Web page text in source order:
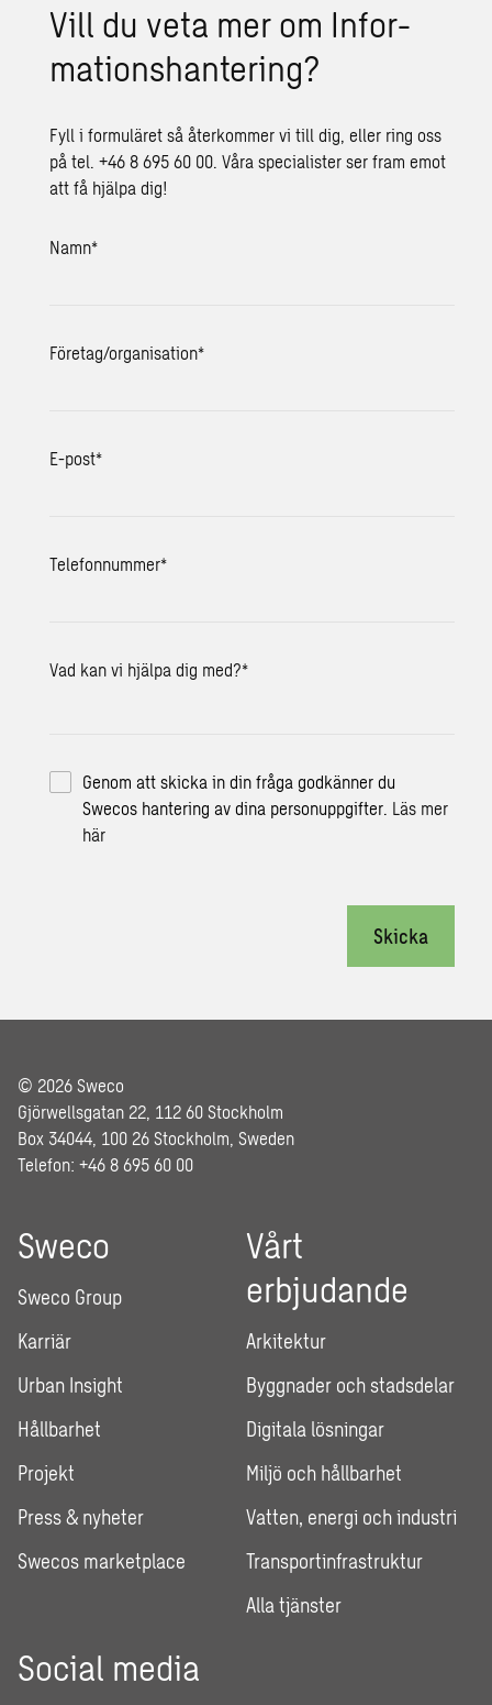
Vill du veta mer om In­for­
ma­tions­han­te­ring?
Fyll i formuläret så återkommer vi till dig, eller ring oss
på tel. +46 8 695 60 00. Våra specialister ser fram emot
att få hjälpa dig!
Namn*
Företag/organisation*
E-post*
Telefonnummer*
Vad kan vi hjälpa dig med?*
Genom att skicka in din fråga godkänner du
Swecos hantering av dina personuppgifter. Läs mer
här
Skicka
© 2026 Sweco
Gjörwellsgatan 22, 112 60 Stockholm
Box 34044, 100 26 Stockholm, Sweden
Telefon: +46 8 695 60 00
Sweco
Sweco Group
Karriär
Urban Insight
Hållbarhet
Projekt
Press & nyheter
Swecos marketplace
Vårt
erbjudande
Arkitektur
Byggnader och stadsdelar
Digitala lösningar
Miljö och hållbarhet
Vatten, energi och industri
Transportinfrastruktur
Alla tjänster
Social media